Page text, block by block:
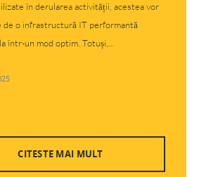
în derularea activității, acestea vor
de o infrastructură IT performantă
într-un mod optim. Totuși,...
CITESTE MAI MULT